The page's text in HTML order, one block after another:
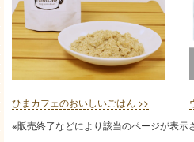
ひまカフェのおいしいごはん >>
※販売終了などにより該当のページが表示